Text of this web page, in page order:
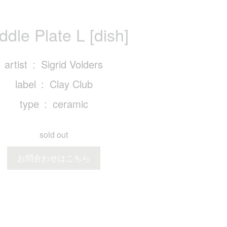
Plate L [dish]
artist
Sigrid Volders
label
Clay Club
type
ceramic
sold out
お問合わせはこちら